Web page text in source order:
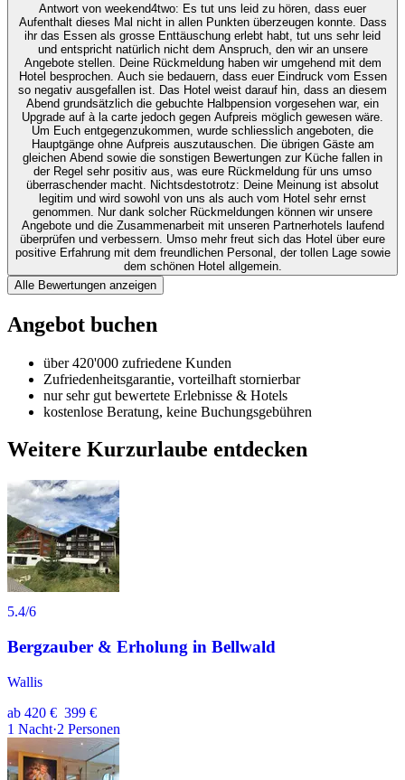
Antwort von weekend4two: Es tut uns leid zu hören, dass euer
Aufenthalt dieses Mal nicht in allen Punkten überzeugen konnte. Dass
ihr das Essen als grosse Enttäuschung erlebt habt, tut uns sehr leid
und entspricht natürlich nicht dem Anspruch, den wir an unsere
Angebote stellen. Deine Rückmeldung haben wir umgehend mit dem
Hotel besprochen. Auch sie bedauern, dass euer Eindruck vom Essen
so negativ ausgefallen ist. Das Hotel weist darauf hin, dass an diesem
Abend grundsätzlich die gebuchte Halbpension vorgesehen war, ein
Upgrade auf à la carte jedoch gegen Aufpreis möglich gewesen wäre.
Um Euch entgegenzukommen, wurde schliesslich angeboten, die
Hauptgänge ohne Aufpreis auszutauschen. Die übrigen Gäste am
gleichen Abend sowie die sonstigen Bewertungen zur Küche fallen in
der Regel sehr positiv aus, was eure Rückmeldung für uns umso
überraschender macht. Nichtsdestotrotz: Deine Meinung ist absolut
legitim und wird sowohl von uns als auch vom Hotel sehr ernst
genommen. Nur dank solcher Rückmeldungen können wir unsere
Angebote und die Zusammenarbeit mit unseren Partnerhotels laufend
überprüfen und verbessern. Umso mehr freut sich das Hotel über eure
positive Erfahrung mit dem freundlichen Personal, der tollen Lage sowie
dem schönen Hotel allgemein.
Alle Bewertungen anzeigen
Angebot buchen
über 420'000 zufriedene Kunden
Zufriedenheitsgarantie, vorteilhaft stornierbar
nur sehr gut bewertete Erlebnisse & Hotels
kostenlose Beratung, keine Buchungsgebühren
Weitere Kurzurlaube entdecken
5.4/6
Bergzauber & Erholung in Bellwald
Wallis
ab 420 € 399 €
1 Nacht·2 Personen